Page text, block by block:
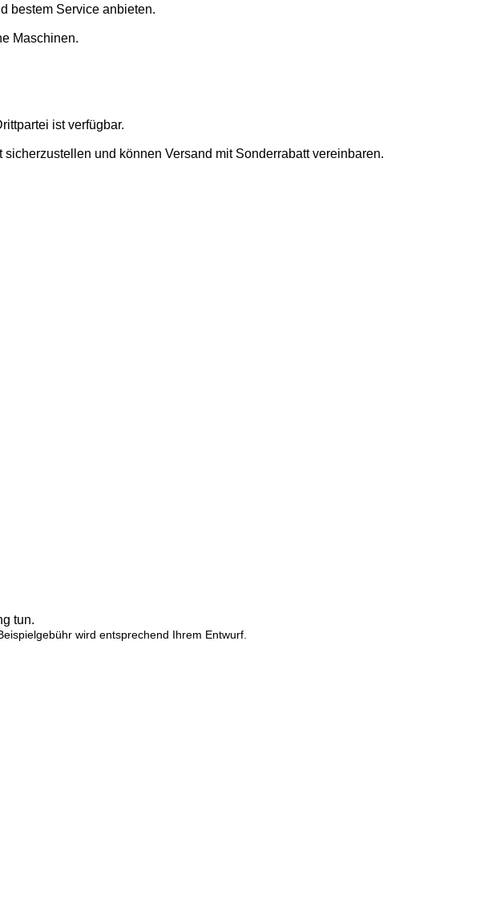
bestem Service anbieten.
Maschinen.
ist verfügbar.
und können Versand mit Sonderrabatt vereinbaren.
tun.
wird entsprechend Ihrem Entwurf.